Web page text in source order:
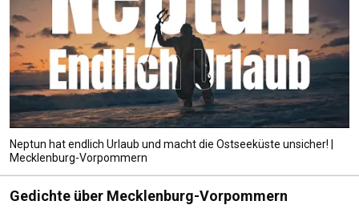
Neptun hat endlich Urlaub und macht die Ostseeküste unsicher! |
Mecklenburg-Vorpommern
Gedichte über Mecklenburg-Vorpommern